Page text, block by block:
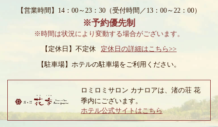
【営業時間】14：00～23：30 （受付時間／13：00～22：00）
※予約優先制
※時間は状況により変動する場合がございます。
【定休日】不定休 定休日の詳細はこちら>>
【駐車場】 ホテルの駐車場をご利用ください。
ロミロミサロン カナロアは、渚の荘 花
季内にございます。
ホテル公式サイトはこちら